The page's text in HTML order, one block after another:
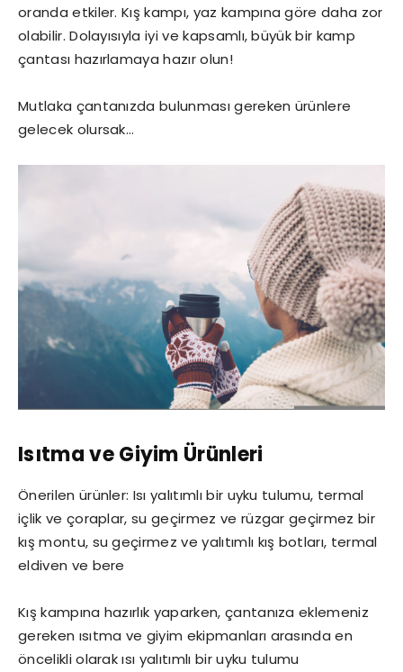
oranda etkiler. Kış kampı, yaz kampına göre daha zor
olabilir. Dolayısıyla iyi ve kapsamlı, büyük bir kamp
çantası hazırlamaya hazır olun!
Mutlaka çantanızda bulunması gereken ürünlere
gelecek olursak…
Isıtma ve Giyim Ürünleri
Önerilen ürünler: Isı yalıtımlı bir uyku tulumu, termal
içlik ve çoraplar, su geçirmez ve rüzgar geçirmez bir
kış montu, su geçirmez ve yalıtımlı kış botları, termal
eldiven ve bere
Kış kampına hazırlık yaparken, çantanıza eklemeniz
gereken ısıtma ve giyim ekipmanları arasında en
öncelikli olarak ısı yalıtımlı bir uyku tulumu